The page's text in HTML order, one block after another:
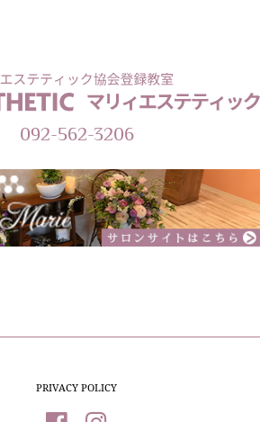
092-562-3206
PRIVACY POLICY